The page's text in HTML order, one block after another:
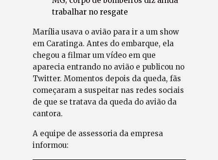
trabalhar no resgate
Marília usava o avião para ir a um show
em Caratinga. Antes do embarque, ela
chegou a filmar um vídeo em que
aparecia entrando no avião e publicou no
Twitter. Momentos depois da queda, fãs
começaram a suspeitar nas redes sociais
de que se tratava da queda do avião da
cantora.
A equipe de assessoria da empresa
informou: